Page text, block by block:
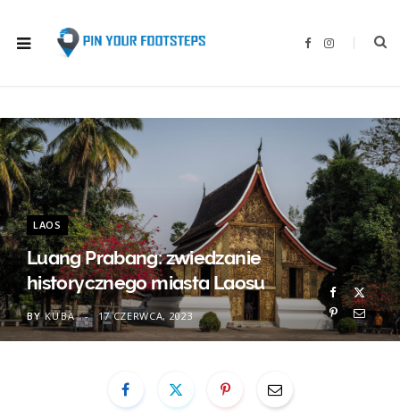
F
I
m
LAOS
Luang Prabang: zwiedzanie
historycznego miasta Laosu
BY KUBA 17 CZERWCA, 2023